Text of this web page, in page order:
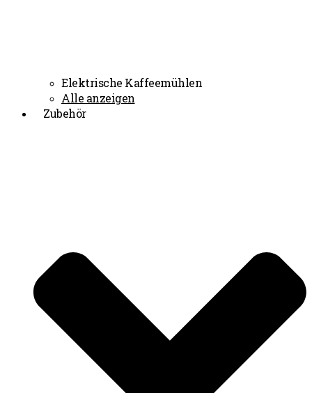
Elektrische Kaffeemühlen
Alle anzeigen
Zubehör